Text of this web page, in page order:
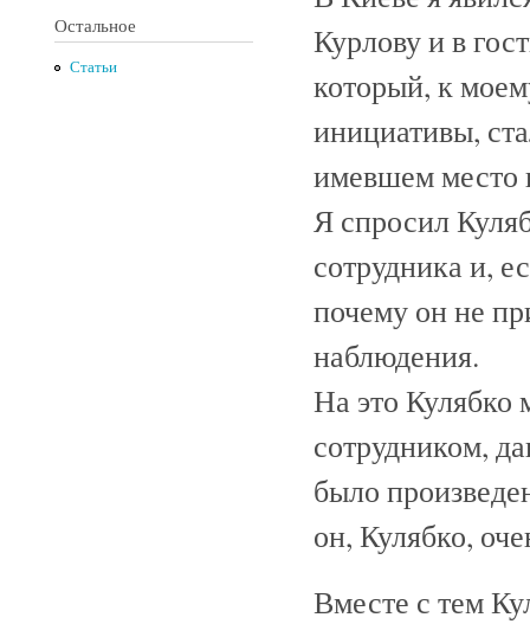
Остальное
Статьи
Курлову и в
который, к
инициативы,
имевшем место
Я спросил
сотрудника и,
почему он не
наблюдения.
На это Кулябко
сотрудником,
было
он, Кулябко,
Вместе с тем